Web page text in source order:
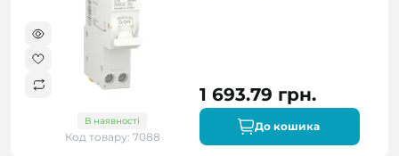
В наявності
Код товару: 7088
1 693.79 грн.
До кошика